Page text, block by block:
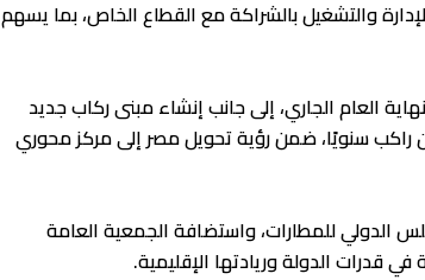
الجودة والتشغيل، وطرح 11 مطارًا للإدارة والتشغيل بالشراكة مع القطاع الخاص، بما يسهم
العام الجاري، إلى جانب إنشاء مبنى ركاب جديد
الدولي بطاقة استيعابية تصل إلى 40 مليون راكب سنويًا، ضمن رؤية تحويل مصر إلى مركز محوري
الدولي للمطارات، واستضافة الجمعية العامة